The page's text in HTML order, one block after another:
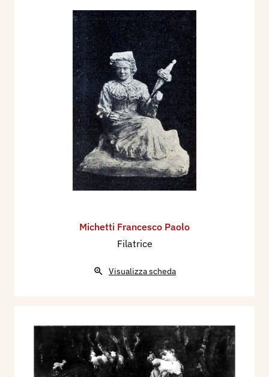
Michetti Francesco Paolo
Filatrice
Visualizza scheda